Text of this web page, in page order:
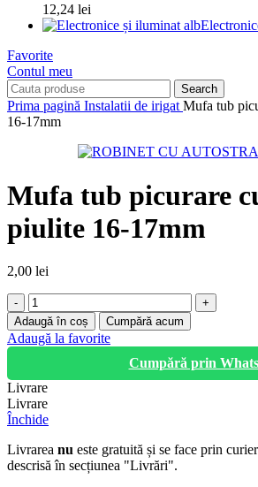
12,24 lei
Favorite
Contul meu
Search
Prima pagină Instalatii de irigat Mufa tub
16-17mm
Mufa tub picurare
piulite 16-17mm
2,00 lei
Cantitate
Mufa
tub
picurare
dublu
piulite
16-
17mm
Adaugă în coș Cumpără acum
Adaugă la favorite
Cumpără prin
Livrare
Livrare
Închide
Livrarea nu este gratuită și se face prin
descrisă în secțiunea "Livrări".